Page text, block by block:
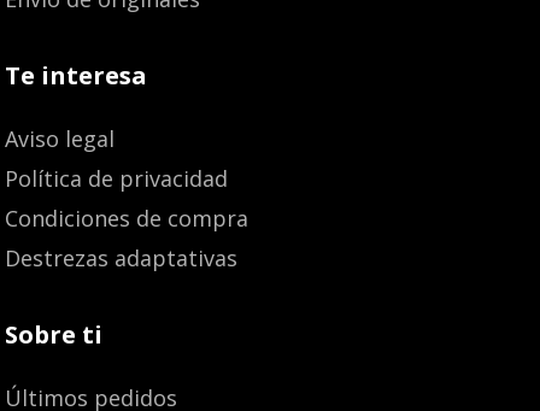
Te interesa
Aviso legal
Política de privacidad
Condiciones de compra
Destrezas adaptativas
Sobre ti
Últimos pedidos